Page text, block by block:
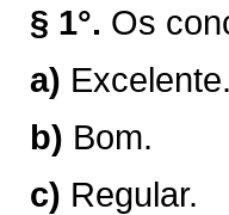
§ 1°. Os
a) Excelente.
b) Bom.
c) Regular.